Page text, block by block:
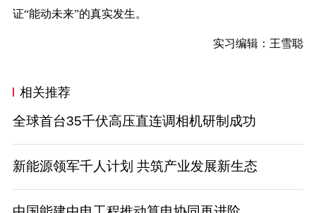
证“能动未来”的真实发生。
实习编辑：王雪聪
相关推荐
全球首台35千伏高压直连调相机研制成功
新能源领军千人计划 共筑产业发展新生态